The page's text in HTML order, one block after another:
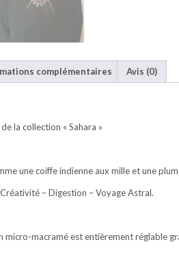
complémentaires Avis (0)
la collection « Sahara »
une coiffe indienne aux mille et une
– Digestion – Voyage Astral.
micro-macramé est entièrement réglable